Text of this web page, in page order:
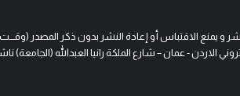
الاقتباس أو إعادة النشر بدون ذكر المصدر (وقـــت
- عمان – شارع الملكة رانيا العبدالله (الجامعة)